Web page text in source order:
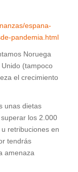
espana-
pandemia.html
Noruega
(tampoco
el crecimiento
unas dietas
los 2.000
retribuciones en
tendrás
amenaza